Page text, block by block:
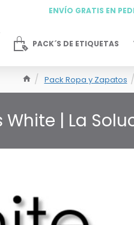
ENVÍO GRATIS EN
PACK´S DE ETIQUETAS
Pack Ropa y Zapatos
White | La